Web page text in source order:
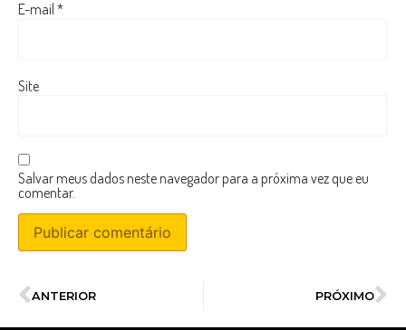
E-mail *
Site
Salvar meus dados neste navegador para a próxima vez que eu
comentar.
ANTERIOR PRÓXIMO